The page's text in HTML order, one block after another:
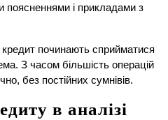
поясненнями і прикладами з
кредит починають сприйматися
З часом більшість операцій
без постійних сумнівів.
в аналізі